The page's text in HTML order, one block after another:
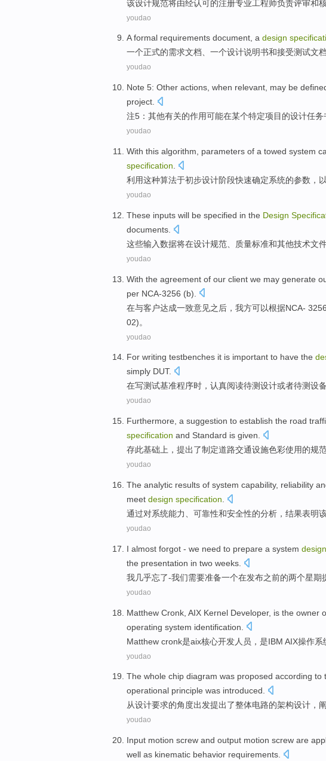
该设计规范将由经认可的注册专业工程师负责评审和
youdao
A formal requirements document, a design
一个正式的需求文档、一个设计说明书和接受测试文档
youdao
Note 5: Other actions , when relevant may be
project
注5 ： 其他有关的作用可能在某个特定项目 的设计任务
youdao
With this algorithm parameters of a towed system
specification
利用这种算法于初步设计阶段快速确定系统的参数 ， 以
youdao
These inputs will be specified in the Design
documents
这些输入数据将在设计规范 质量标准和其他技术文
youdao
With the agreement of our client we may generate
per NCA-3256 (b).
在与客户达成一致意见之后， 我方可以根据NCA-
02)。
youdao
For writing testbenches it is important to have the
simply DUT.
在写测试基准程序时，认真阅读待测设计或者待测设备
youdao
Furthermore , a suggestion to establish the road
specification and Standard is given.
存此基础上， 提出了制定道路交通设施色彩使用的规
youdao
The analytic results of system capability, reliability
meet design specification
通过对系统能力 可靠性和安全性的分析 ， 结果表明
youdao
I almost forgot - we need to prepare a system design
the presentation in two weeks
我几乎忘了-我们需要准备一个在发布之前的两个星期
youdao
Matthew Cronk, AIX Kernel Developer, is the owner
operating system identification
Matthew cronk是aix核心开发人员 ，是IBM AIX操作系
youdao
The whole chip diagram was proposed according to
operational principle was introduced.
从设计要求的角度出发提出了整体电路的架构设计，
youdao
Input motion screw and output motion screw are
well as kinematic behavior requirements